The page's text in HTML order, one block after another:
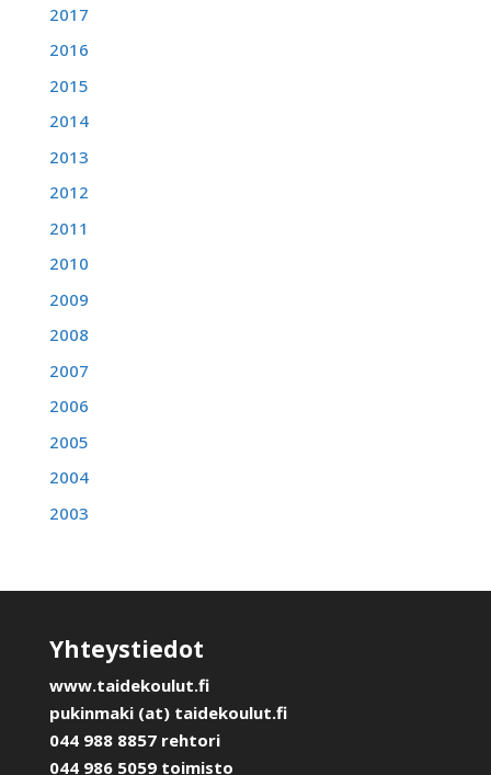
2017
2016
2015
2014
2013
2012
2011
2010
2009
2008
2007
2006
2005
2004
2003
Yhteystiedot
www.taidekoulut.fi
pukinmaki (at) taidekoulut.fi
044 988 8857 rehtori
044 986 5059 toimisto